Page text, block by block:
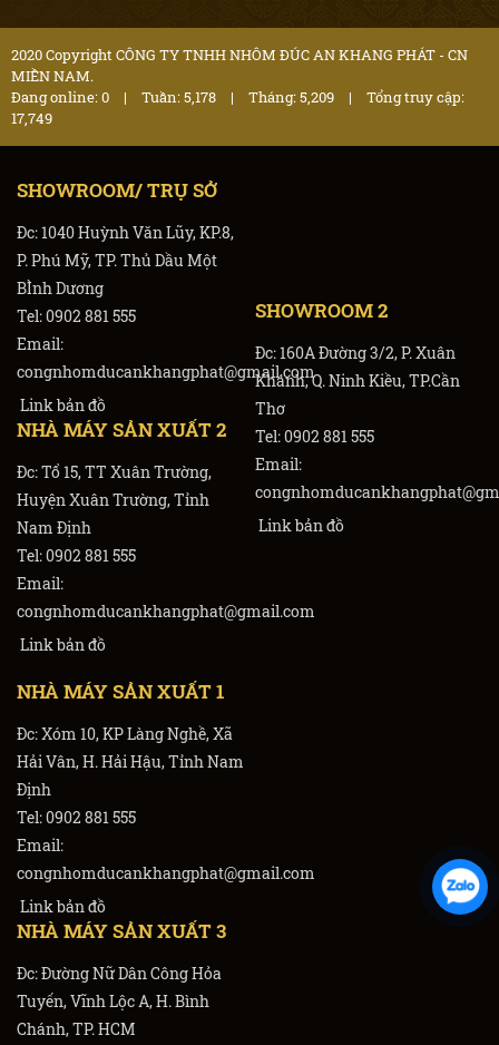
2020 Copyright CÔNG TY TNHH NHÔM ĐÚC AN KHANG PHÁT - CN
MIỀN NAM.
Đang online: 0
| Tuần: 5,178 | Tháng: 5,209 |
Tổng truy cập:
17,749
SHOWROOM/ TRỤ SỞ
Đc: 1040 Huỳnh Văn Lũy, KP.8,
P. Phú Mỹ, TP. Thủ Dầu Một
BÌnh Dương
Tel: 0902 881 555
Email:
congnhomducankhangphat@gmail.com
Link bản đồ
NHÀ MÁY SẢN XUẤT 2
Đc: Tổ 15, TT Xuân Trường,
Huyện Xuân Trường, Tỉnh
Nam Định
Tel: 0902 881 555
Email:
congnhomducankhangphat@gmail.com
Link bản đồ
SHOWROOM 2
Đc: 160A Đường 3/2, P. Xuân
Khánh, Q. Ninh Kiều, TP.Cần
Thơ
Tel: 0902 881 555
Email:
Link bản đồ
NHÀ MÁY SẢN XUẤT 1
Đc: Xóm 10, KP Làng Nghề, Xã
Hải Vân, H. Hải Hậu, Tỉnh Nam
Định
Tel: 0902 881 555
Email:
congnhomducankhangphat@gmail.com
Link bản đồ
NHÀ MÁY SẢN XUẤT 3
Đc: Đường Nữ Dân Công Hỏa
Tuyến, Vĩnh Lộc A, H. Bình
Chánh, TP. HCM